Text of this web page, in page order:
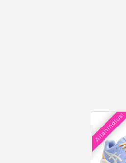
Allahindlus!